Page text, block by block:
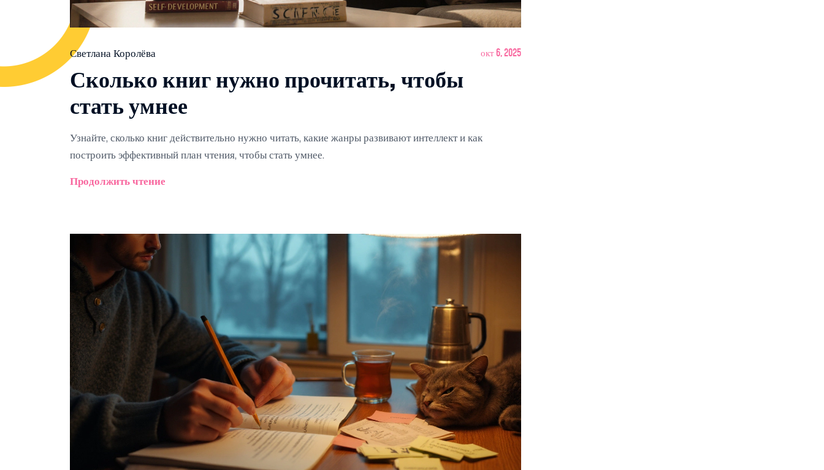
Светлана Королёва окт 6, 2025
Сколько книг нужно прочитать, чтобы
стать умнее
Узнайте, сколько книг действительно нужно читать, какие жанры развивают интеллект и как
построить эффективный план чтения, чтобы стать умнее.
Продолжить чтение